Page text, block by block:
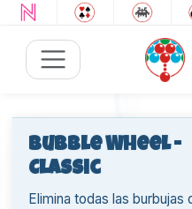
Bubble Wheel -
Classic
Elimina todas las burbujas